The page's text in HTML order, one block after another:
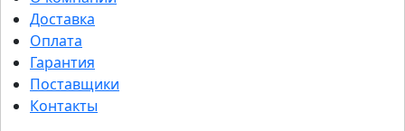
Доставка
Оплата
Гарантия
Поставщики
Контакты